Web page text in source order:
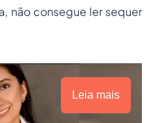
não consegue ler sequer
Leia mais